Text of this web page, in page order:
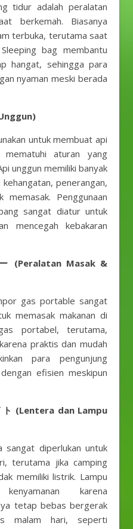
tidur adalah peralatan
berkemah. Biasanya
terbuka, terutama saat
bag membantu
hangat, sehingga para
nyaman meski berada
untuk membuat api
mematuhi aturan yang
unggun memiliki banyak
penerangan,
memasak. Penggunaan
sangat diatur untuk
mencegah kebakaran
(Peralatan Masak &
gas portable sangat
memasak makanan di
portabel, terutama,
praktis dan mudah
para pengunjung
efisien meskipun
ト (Lentera dan Lampu
sangat diperlukan untuk
terutama jika camping
memiliki listrik. Lampu
karena
tetap bebas bergerak
malam hari, seperti